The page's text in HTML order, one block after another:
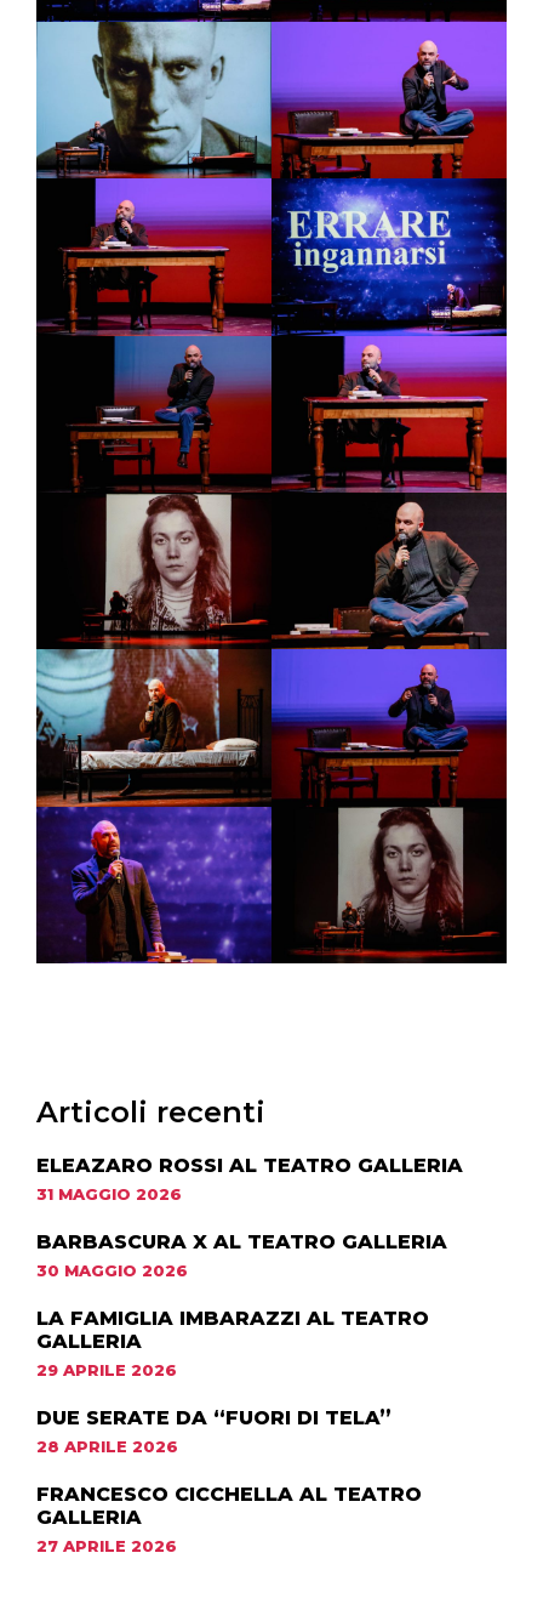
Articoli recenti
ELEAZARO ROSSI AL TEATRO GALLERIA
31 MAGGIO 2026
BARBASCURA X AL TEATRO GALLERIA
30 MAGGIO 2026
LA FAMIGLIA IMBARAZZI AL TEATRO
GALLERIA
29 APRILE 2026
DUE SERATE DA “FUORI DI TELA”
28 APRILE 2026
FRANCESCO CICCHELLA AL TEATRO
GALLERIA
27 APRILE 2026